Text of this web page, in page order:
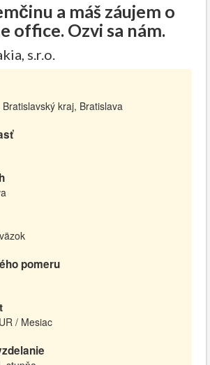
a máš záujem o
office. Ozvi sa nám.
s.r.o.
kraj, Bratislava
pomeru
/ Mesiac